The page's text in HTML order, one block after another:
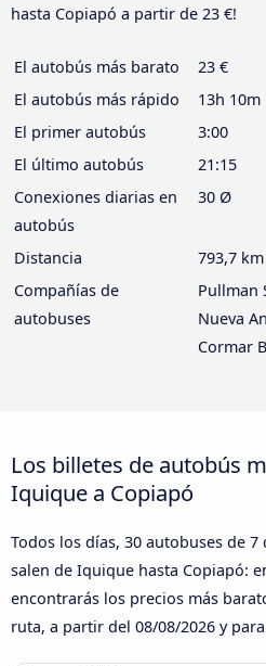
hasta Copiapó a partir de 23 €!
El autobús más barato
23 €
El autobús más rápido
13h 10m
El primer autobús
3:00
El último autobús
21:15
Conexiones diarias en
autobús
30 Ø
Distancia
793,7 km
Compañías de
autobuses
Pullman
Nueva
Cormar
Los billetes de autobús
Iquique a Copiapó
Todos los días, 30 autobuses de
salen de Iquique hasta Copiapó:
encontrarás los precios más
ruta, a partir del 08/08/2026 y